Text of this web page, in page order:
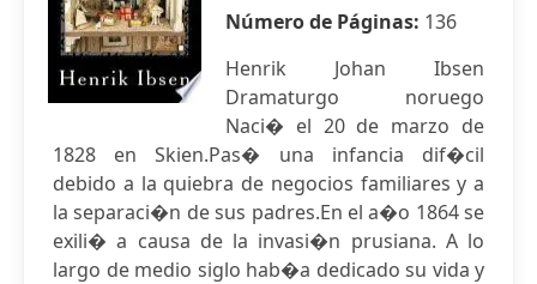
Número de Páginas: 136
Henrik Johan Ibsen
Dramaturgo noruego
Naci� el 20 de marzo de
1828 en Skien.Pas� una infancia dif�cil
debido a la quiebra de negocios familiares y a
la separaci�n de sus padres.En el a�o 1864 se
exili� a causa de la invasi�n prusiana. A lo
largo de medio siglo hab�a dedicado su vida y